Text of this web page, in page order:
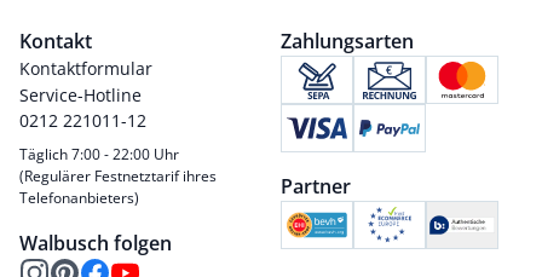
Kontakt
Kontaktformular
Service-Hotline
0212 221011-12
Täglich 7:00 - 22:00 Uhr
(Regulärer Festnetztarif ihres
Telefonanbieters)
Walbusch folgen
Zahlungsarten
Partner